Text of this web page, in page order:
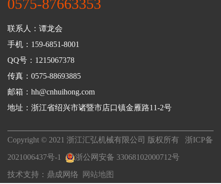
0575-87663353
联系人：谭龙会
手机：159-6851-8001
QQ号：1215067378
传真：0575-88693885
邮箱：hh@cnhuihong.com
地址：浙江省绍兴市诸暨市店口镇金雁路11-2号
Copyright © 2021 浙江汇弘机械有限公司 版权所有 浙ICP备
2021006437号-1 浙公网安备 33068102000712号
技术支持： 鼎成网络 网站地图